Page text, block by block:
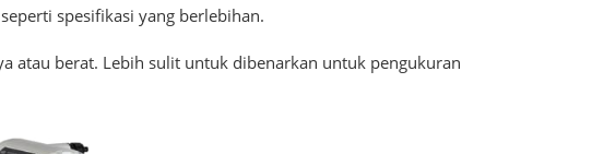
spesifikasi yang berlebihan.
atau berat. Lebih sulit untuk dibenarkan untuk pengukuran